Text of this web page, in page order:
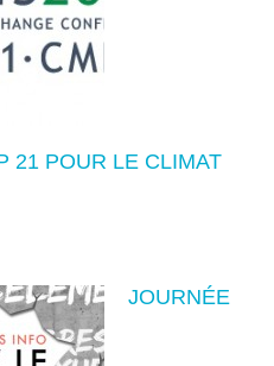
21 POUR LE CLIMAT
JOURNÉE